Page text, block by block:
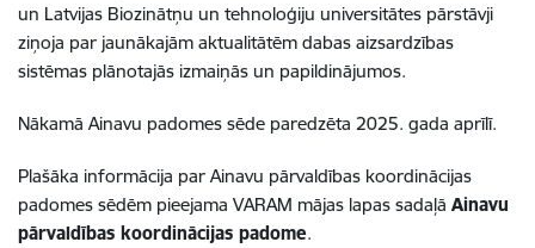
un Latvijas Biozinātņu un tehnoloģiju universitātes pārstāvji
ziņoja par jaunākajām aktualitātēm dabas aizsardzības
sistēmas plānotajās izmaiņās un papildinājumos.
Nākamā Ainavu padomes sēde paredzēta 2025. gada aprīlī.
Plašāka informācija par Ainavu pārvaldības koordinācijas
padomes sēdēm pieejama VARAM mājas lapas sadaļā Ainavu
pārvaldības koordinācijas padome.